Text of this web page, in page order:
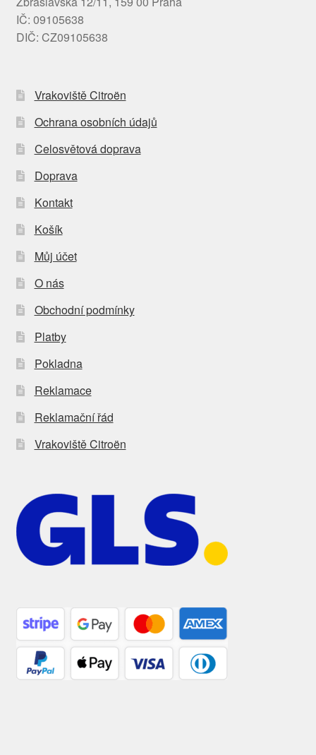
IČ: 09105638
DIČ: CZ09105638
Vrakoviště Citroën
Ochrana osobních údajů
Celosvětová doprava
Doprava
Kontakt
Košík
Můj účet
O nás
Obchodní podmínky
Platby
Pokladna
Reklamace
Reklamační řád
Vrakoviště Citroën